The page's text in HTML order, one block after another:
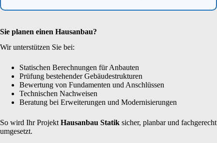
Sie planen einen Hausanbau?
Wir unterstützen Sie bei:
Statischen Berechnungen für Anbauten
Prüfung bestehender Gebäudestrukturen
Bewertung von Fundamenten und Anschlüssen
Technischen Nachweisen
Beratung bei Erweiterungen und Modernisierungen
So wird Ihr Projekt Hausanbau Statik sicher, planbar und fachgerecht
umgesetzt.